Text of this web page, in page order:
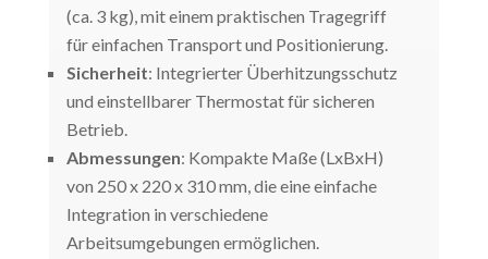
(ca. 3 kg), mit einem praktischen Tragegriff
für einfachen Transport und Positionierung.
Sicherheit: Integrierter Überhitzungsschutz
und einstellbarer Thermostat für sicheren
Betrieb.
Abmessungen: Kompakte Maße (LxBxH)
von 250 x 220 x 310 mm, die eine einfache
Integration in verschiedene
Arbeitsumgebungen ermöglichen.